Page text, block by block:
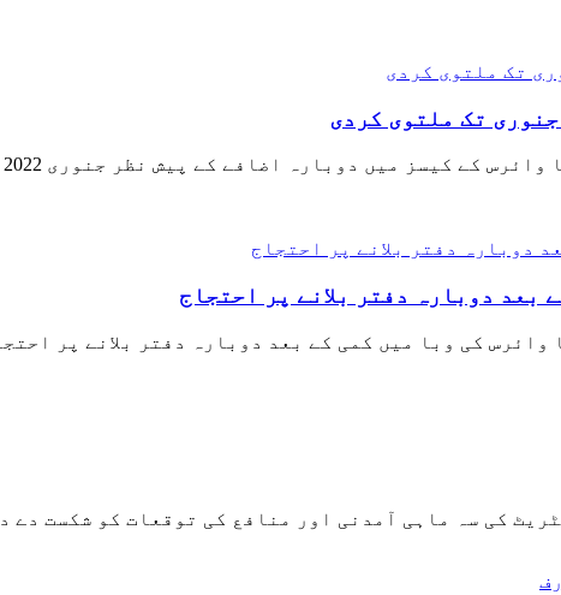
تک ملتوی کردی
بعد دوبارہ دفتر بلانے پر احتجاج
وائرس کی وبا میں کمی کے بعد دوبارہ دفتر بلانے پر
کی سہ ماہی آمدنی اور منافع کی توقعات کو شکست دے